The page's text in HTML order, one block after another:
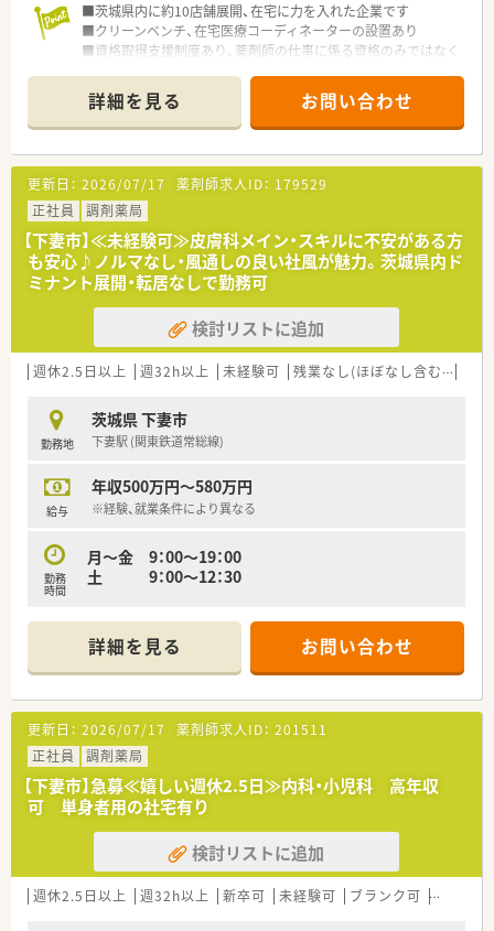
■茨城県内に約10店舗展開、在宅に力を入れた企業です
■クリーンベンチ、在宅医療コーディネーターの設置あり
■資格取得支援制度あり、薬剤師の仕事に係る資格のみではなく
詳細を見る お問い合わせ
更新日： 2026/07/17 薬剤師求人ID： 179529
正社員
調剤薬局
【下妻市】≪未経験可≫皮膚科メイン・スキルに不安がある方
も安心♪ノルマなし・風通しの良い社風が魅力。茨城県内ド
ミナント展開・転居なしで勤務可
検討リストに追加
週休2.5日以上 週32h以上 未経験可 残業なし(ほぼなし含む)
勤務地
茨城県 下妻市
下妻駅 (関東鉄道常総線)
給与
年収500万円～580万円
※経験、就業条件により異なる
勤務
時間
月～金 9：00～19：00
土 9：00～12：30
詳細を見る お問い合わせ
更新日： 2026/07/17 薬剤師求人ID： 201511
正社員
調剤薬局
【下妻市】急募≪嬉しい週休2.5日≫内科・小児科 高年収
可 単身者用の社宅有り
検討リストに追加
週休2.5日以上 週32h以上 新卒可 未経験可 ブランク可 転勤なし